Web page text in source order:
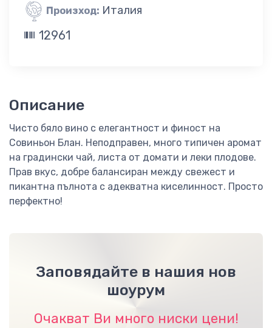
Произход: Италия
12961
Описание
Чисто бяло вино с елегантност и финост на
Совиньон Блан. Неподправен, много типичен аромат
на градински чай, листа от домати и леки плодове.
Прав вкус, добре балансиран между свежест и
пикантна пълнота с адекватна киселинност. Просто
перфектно!
Заповядайте в нашия нов
шоурум
Очакват Ви много ниски цени!